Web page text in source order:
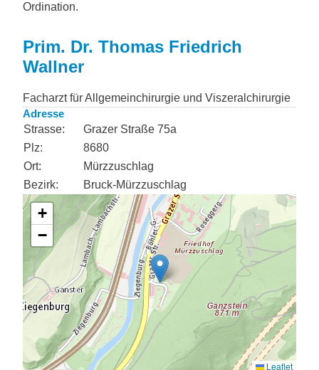
Ordination.
Prim. Dr. Thomas Friedrich
Wallner
Facharzt für Allgemeinchirurgie und Viszeralchirurgie
Adresse
Strasse:
Grazer Straße 75a
Plz:
8680
Ort:
Mürzzuschlag
Bezirk:
Bruck-Mürzzuschlag